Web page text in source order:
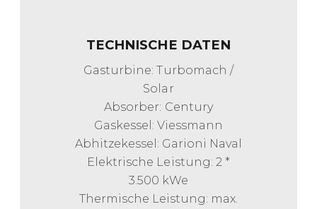
TECHNISCHE DATEN
Gasturbine: Turbomach /
Solar
Absorber: Century
Gaskessel: Viessmann
Abhitzekessel: Garioni Naval
Elektrische Leistung: 2 *
3.500 kWe
Thermische Leistung: max.